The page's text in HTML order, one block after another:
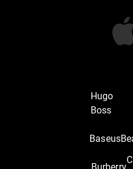
Hugo
Boss
Baseus
Burberry